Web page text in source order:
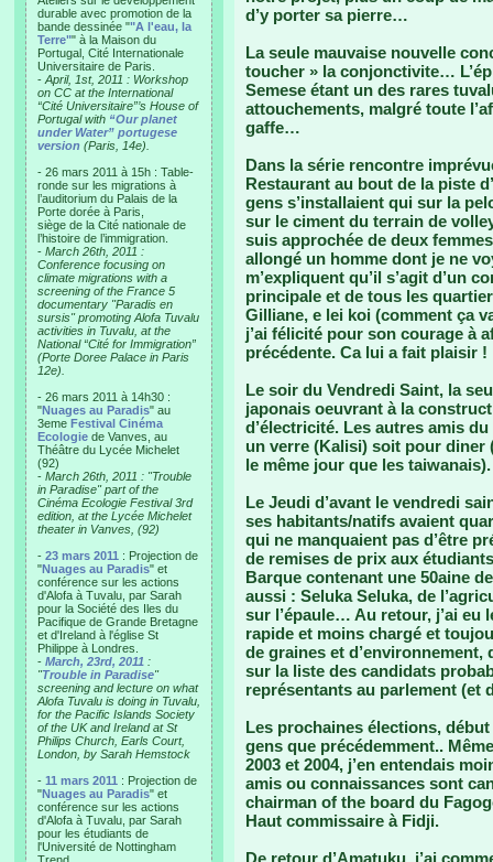
durable avec promotion de la
bande dessinée ""A l'eau, la
Terre"" à la Maison du
Portugal, Cité Internationale
Universitaire de Paris.
- April, 1st, 2011 : Workshop
on CC at the International
“Cité Universitaire”’s House of
Portugal with “Our planet
under Water” portugese
version (Paris, 14e).
- 26 mars 2011 à 15h : Table-
ronde sur les migrations à
l’auditorium du Palais de la
Porte dorée à Paris,
siège de la Cité nationale de
l’histoire de l’immigration.
- March 26th, 2011 :
Conference focusing on
climate migrations with a
screening of the France 5
documentary "Paradis en
sursis" promoting Alofa Tuvalu
activities in Tuvalu, at the
National “Cité for Immigration”
(Porte Doree Palace in Paris
12e).
- 26 mars 2011 à 14h30 :
"Nuages au Paradis" au
3eme Festival Cinéma
Ecologie de Vanves, au
Théâtre du Lycée Michelet
(92)
- March 26th, 2011 : "Trouble
in Paradise" part of the
Cinéma Ecologie Festival 3rd
edition, at the Lycée Michelet
theater in Vanves, (92)
- 23 mars 2011 : Projection de
"Nuages au Paradis" et
conférence sur les actions
d'Alofa à Tuvalu, par Sarah
pour la Société des Iles du
Pacifique de Grande Bretagne
et d'Ireland à l'église St
Philippe à Londres.
- March, 23rd, 2011 :
"Trouble in Paradise"
screening and lecture on what
Alofa Tuvalu is doing in Tuvalu,
for the Pacific Islands Society
of the UK and Ireland at St
Philips Church, Earls Court,
London, by Sarah Hemstock
- 11 mars 2011 : Projection de
"Nuages au Paradis" et
conférence sur les actions
d'Alofa à Tuvalu, par Sarah
pour les étudiants de
l'Université de Nottingham
d’y porter sa pierre…
La seule mauvaise nouvelle
toucher » la conjonctivite…
Semese étant un des rares
attouchements, malgré toute
gaffe…
Dans la série rencontre
Restaurant au bout de la piste
gens s’installaient qui sur la
sur le ciment du terrain de
suis approchée de deux
allongé un homme dont je ne
m’expliquent qu’il s’agit d’un
principale et de tous les
Gilliane, e lei koi (comment ça
j’ai félicité pour son courage à
précédente. Ca lui a fait plaisir !
Le soir du Vendredi Saint, la
japonais oeuvrant à la
d’électricité. Les autres amis
un verre (Kalisi) soit pour diner
le même jour que les taiwanais).
Le Jeudi d’avant le vendredi
ses habitants/natifs avaient
qui ne manquaient pas d’être
de remises de prix aux
Barque contenant une 50aine
aussi : Seluka Seluka, de
sur l’épaule… Au retour, j’ai
rapide et moins chargé et
de graines et d’environnement,
sur la liste des candidats
représentants au parlement (et
Les prochaines élections,
gens que précédemment..
2003 et 2004, j’en entendais
amis ou connaissances sont
chairman of the board du
Haut commissaire à Fidji.
De retour d’Amatuku, j’ai